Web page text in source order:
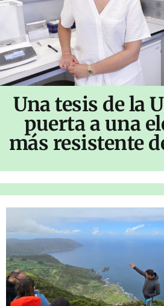
Una tesis de la
puerta a una
más resistente